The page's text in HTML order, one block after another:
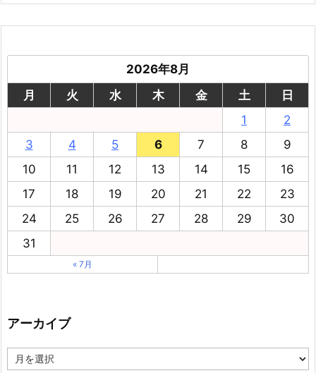
2026年8月
月
火 水 木 金 土
日
1
2
3
4 5 6 7 8
9
10
11 12 13 14 15
16
17
18 19 20 21 22
23
24
25 26 27 28 29
30
31
« 7月
アーカイブ
ー